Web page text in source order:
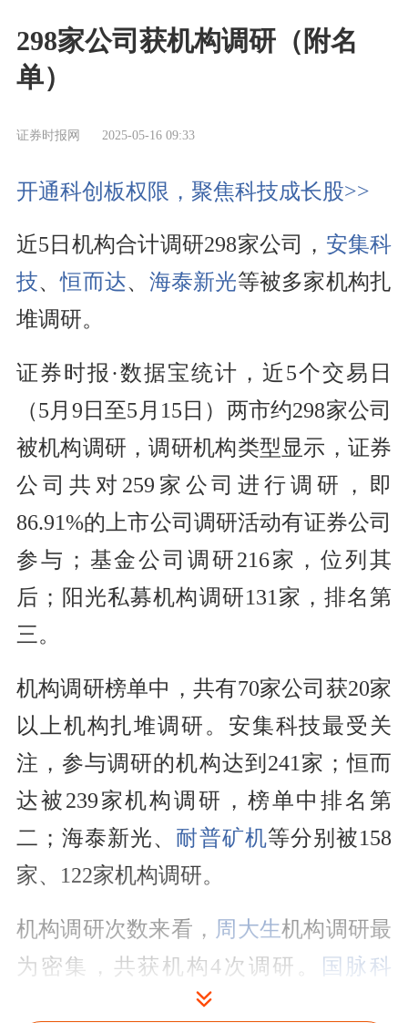
298家公司获机构调研（附名
单）
证券时报网 2025-05-16 09:33
开通科创板权限，聚焦科技成长股>>
近5日机构合计调研298家公司， 安集科
技、恒而达、 海泰新光等被多家机构扎
堆调研。
证券时报·数据宝统计，近5个交易日
（5月9日至5月15日）两市约298家公司
被机构调研，调研机构类型显示，证券
公司共对259家公司进行调研，即
86.91%的上市公司调研活动有证券公司
参与；基金公司调研216家，位列其
后；阳光私募机构调研131家，排名第
三。
机构调研榜单中，共有70家公司获20家
以上机构扎堆调研。安集科技最受关
注，参与调研的机构达到241家；恒而
达被239家机构调研，榜单中排名第
二；海泰新光、 耐普矿机等分别被158
家、122家机构调研。
机构调研次数来看， 周大生机构调研最
为密集，共获机构4次调研。
国脉科
等机构调研也较为密集，